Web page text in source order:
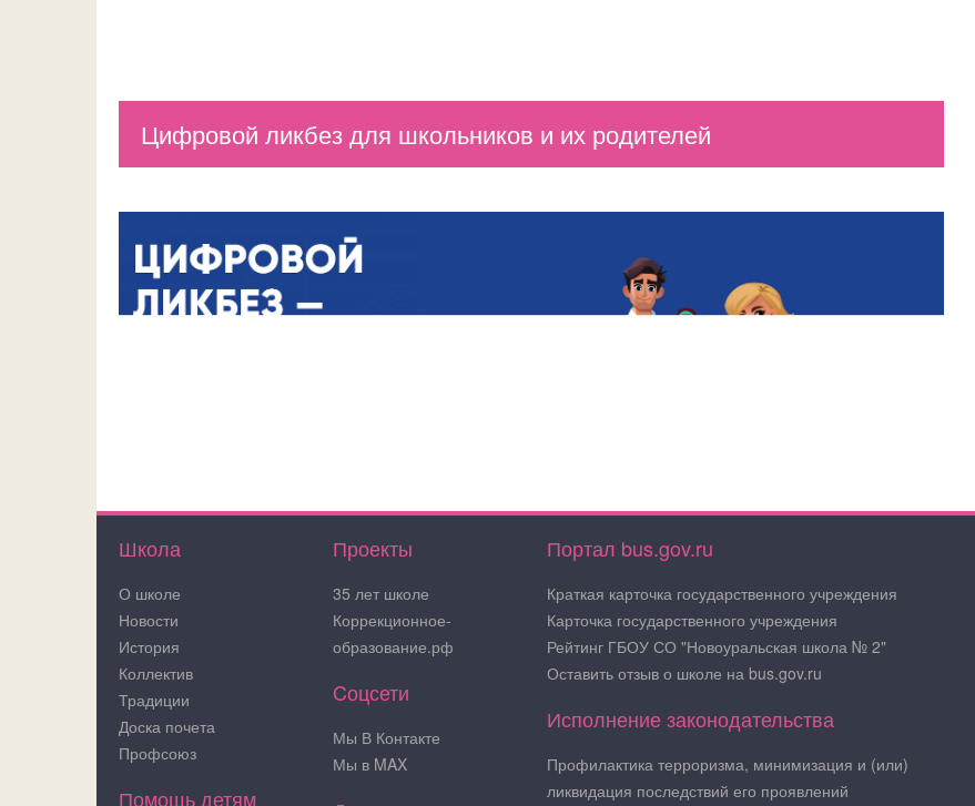
Цифровой ликбез для школьников и их родителей
Школа
О школе
Новости
История
Коллектив
Традиции
Доска почета
Профсоюз
Помощь детям
Проекты
35 лет школе
Коррекционное-
образование.рф
Cоцсети
Мы В Контакте
Мы в MAX
Портал bus.gov.ru
Краткая карточка государственного учреждения
Карточка государственного учреждения
Рейтинг ГБОУ СО "Новоуральская школа № 2"
Оставить отзыв о школе на bus.gov.ru
Исполнение законодательства
Профилактика терроризма, минимизация и (или)
ликвидация последствий его проявлений